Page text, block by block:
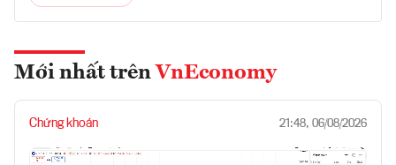
Mới nhất trên VnEconomy
Chứng khoán 21:48, 06/08/2026